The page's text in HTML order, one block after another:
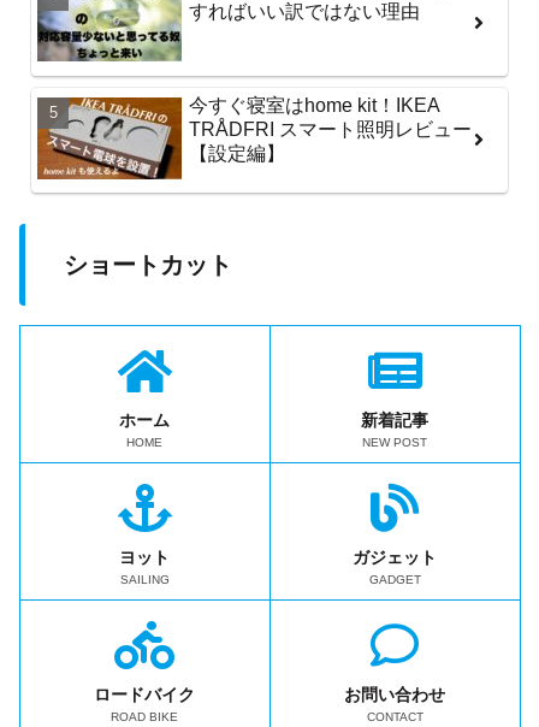
すればいい訳ではない理由
今すぐ寝室はhome kit！IKEA
TRÅDFRI スマート照明レビュー
【設定編】
ショートカット
ホーム
HOME
新着記事
NEW POST
ヨット
SAILING
ガジェット
GADGET
ロードバイク
ROAD BIKE
お問い合わせ
CONTACT